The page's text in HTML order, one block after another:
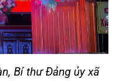
Bí thư Đảng ủy xã